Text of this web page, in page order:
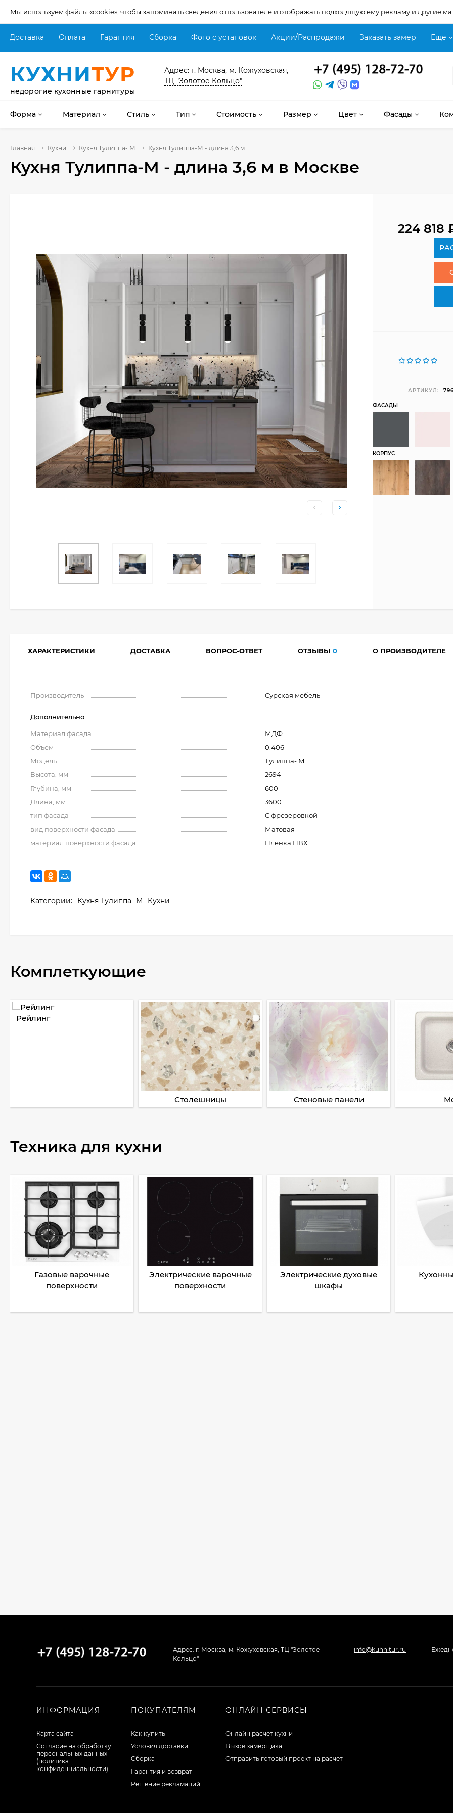
Мы используем файлы «cookie», чтобы запоминать сведения о пользователе и отображать подходящую ему рекламу и другие
Доставка Оплата Гарантия Сборка Фото с установок Акции/Распродажи Заказать замер Еще
КУХНИТУР
недорогие кухонные гарнитуры
Адрес: г. Москва, м. Кожуховская,
ТЦ "Золотое Кольцо"
Форма Материал Стиль Тип Стоимость Размер Цвет Фасады
Главная Кухни Кухня Тулиппа- М Кухня Тулиппа-М - длина 3,6 м
Кухня Тулиппа-М - длина 3,6 м в Москве
224 818
АРТИКУЛ:
ФАСАДЫ
КОРПУС
ХАРАКТЕРИСТИКИ ДОСТАВКА ВОПРОС-ОТВЕТ ОТЗЫВЫ 0 О ПРОИЗВОДИТЕЛЕ
Производитель Сурская мебель
Дополнительно
Материал фасада
МДФ
Объем
0.406
Модель
Тулиппа- М
Высота, мм
2694
Глубина, мм
600
Длина, мм
3600
тип фасада
С фрезеровкой
вид поверхности фасада
Матовая
материал поверхности фасада
Плёнка ПВХ
Категории: Кухня Тулиппа- М Кухни
Комплеткующие
Рейлинг
Столешницы Стеновые панели
Техника для кухни
Газовые варочные
поверхности
Электрические варочные
поверхности
Электрические духовые
шкафы
Адрес: г. Москва, м. Кожуховская, ТЦ "Золотое
Кольцо"
info@kuhnitur.ru
ИНФОРМАЦИЯ
Карта сайта
Согласие на обработку
персональных данных
(политика
конфиденциальности)
ПОКУПАТЕЛЯМ
Как купить
Условия доставки
Сборка
Гарантия и возврат
Решение рекламаций
ОНЛАЙН СЕРВИСЫ
Онлайн расчет кухни
Вызов замерщика
Отправить готовый проект на расчет